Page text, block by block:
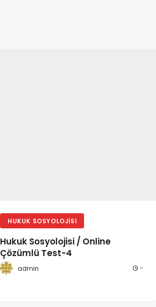
HUKUK SOSYOLOJISI
Hukuk Sosyolojisi / Online
Çözümlü Test-4
admin -